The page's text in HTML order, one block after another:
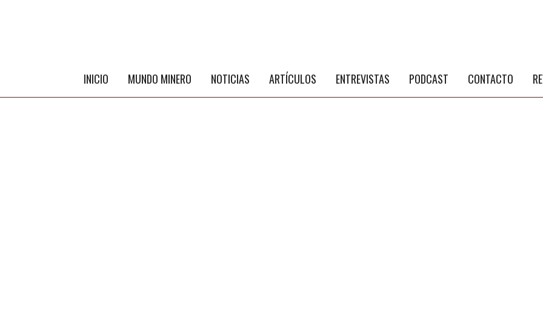
INICIO MUNDO MINERO NOTICIAS ARTÍCULOS ENTREVISTAS PODCAST CONTACTO